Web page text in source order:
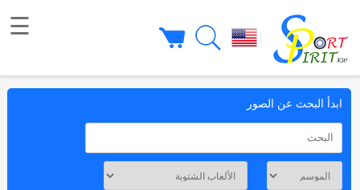
|
☰
ابدأ البحث عن الصور